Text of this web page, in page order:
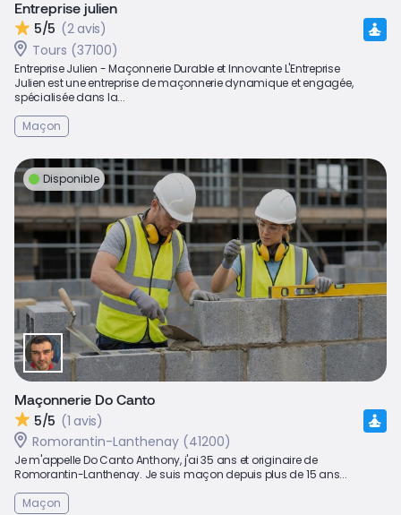
Entreprise julien
5/5 (2 avis)
Tours (37100)
Entreprise Julien - Maçonnerie Durable et Innovante L'Entreprise
Julien est une entreprise de maçonnerie dynamique et engagée,
spécialisée dans la...
Maçon
Disponible
Maçonnerie Do Canto
5/5 (1 avis)
Romorantin-Lanthenay (41200)
Je m'appelle Do Canto Anthony, j'ai 35 ans et originaire de
Romorantin-Lanthenay. Je suis maçon depuis plus de 15 ans...
Maçon